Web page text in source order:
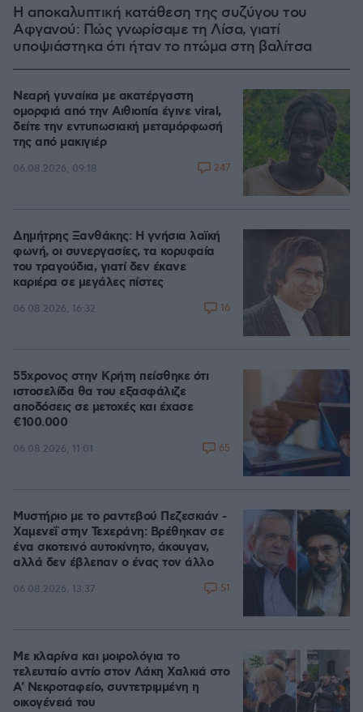
Η αποκαλυπτική κατάθεση της συζύγου του
Αφγανού: Πώς γνωρίσαμε τη Λίσα, γιατί
υποψιάστηκα ότι ήταν το πτώμα στη βαλίτσα
Νεαρή γυναίκα με ακατέργαστη
ομορφιά από την Αιθιοπία έγινε viral,
δείτε την εντυπωσιακή μεταμόρφωσή
της από μακιγιέρ
06.08.2026, 09:18 247
Δημήτρης Ξανθάκης: Η γνήσια λαϊκή
φωνή, οι συνεργασίες, τα κορυφαία
του τραγούδια, γιατί δεν έκανε
καριέρα σε μεγάλες πίστες
06.08.2026, 16:32 16
55χρονος στην Κρήτη πείσθηκε ότι
ιστοσελίδα θα του εξασφάλιζε
αποδόσεις σε μετοχές και έχασε
€100.000
06.08.2026, 11:01 65
Μυστήριο με το ραντεβού Πεζεσκιάν -
Χαμενεΐ στην Τεχεράνη: Βρέθηκαν σε
ένα σκοτεινό αυτοκίνητο, άκουγαν,
αλλά δεν έβλεπαν ο ένας τον άλλο
06.08.2026, 13:37 51
Με κλαρίνα και μοιρολόγια το
τελευταίο αντίο στον Λάκη Χαλκιά στο
A' Νεκροταφείο, συντετριμμένη η
οικογένειά του